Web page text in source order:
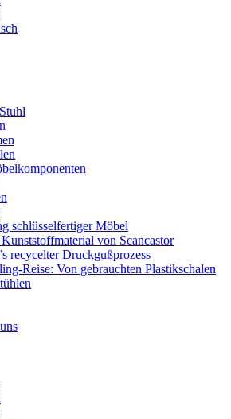
schlüsselfertiger Möbel
von Scancastor
recycelter Druckgußprozess
Reise: Von gebrauchten Plastikschalen